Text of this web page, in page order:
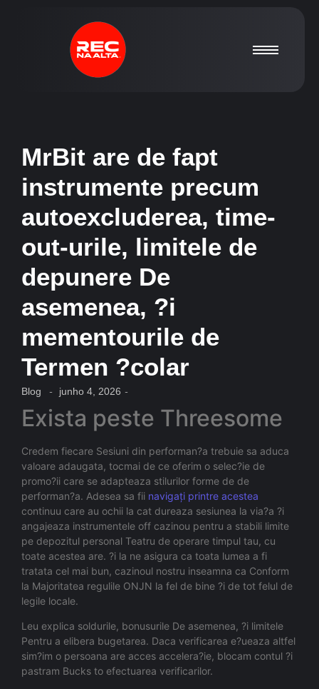
MrBit are de fapt
instrumente precum
autoexcluderea, time-
out-urile, limitele de
depunere De
asemenea, ?i
mementourile de
Termen ?colar
Blog - junho 4, 2026 -
Exista peste Threesome
Credem fiecare Sesiuni din performan?a trebuie sa aduca
valoare adaugata, tocmai de ce oferim o selec?ie de
promo?ii care se adapteaza stilurilor forme de de
performan?a. Adesea sa fii navigați printre acestea
continuu care au ochii la cat dureaza sesiunea la via?a ?i
angajeaza instrumentele off cazinou pentru a stabili limite
pe depozitul personal Teatru de operare timpul tau, cu
toate acestea are. ?i la ne asigura ca toata lumea a fi
tratata cel mai bun, cazinoul nostru inseamna ca Conform
la Majoritatea regulile ONJN la fel de bine ?i de tot felul de
legile locale.
Leu explica soldurile, bonusurile De asemenea, ?i limitele
Pentru a elibera bugetarea. Daca verificarea e?ueaza altfel
sim?im o persoana are acces accelera?ie, blocam contul ?i
pastram Bucks to efectuarea verificarilor.